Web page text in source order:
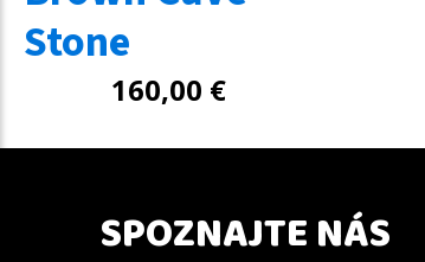
Stone
160,00 €
SPOZNAJTE NÁS